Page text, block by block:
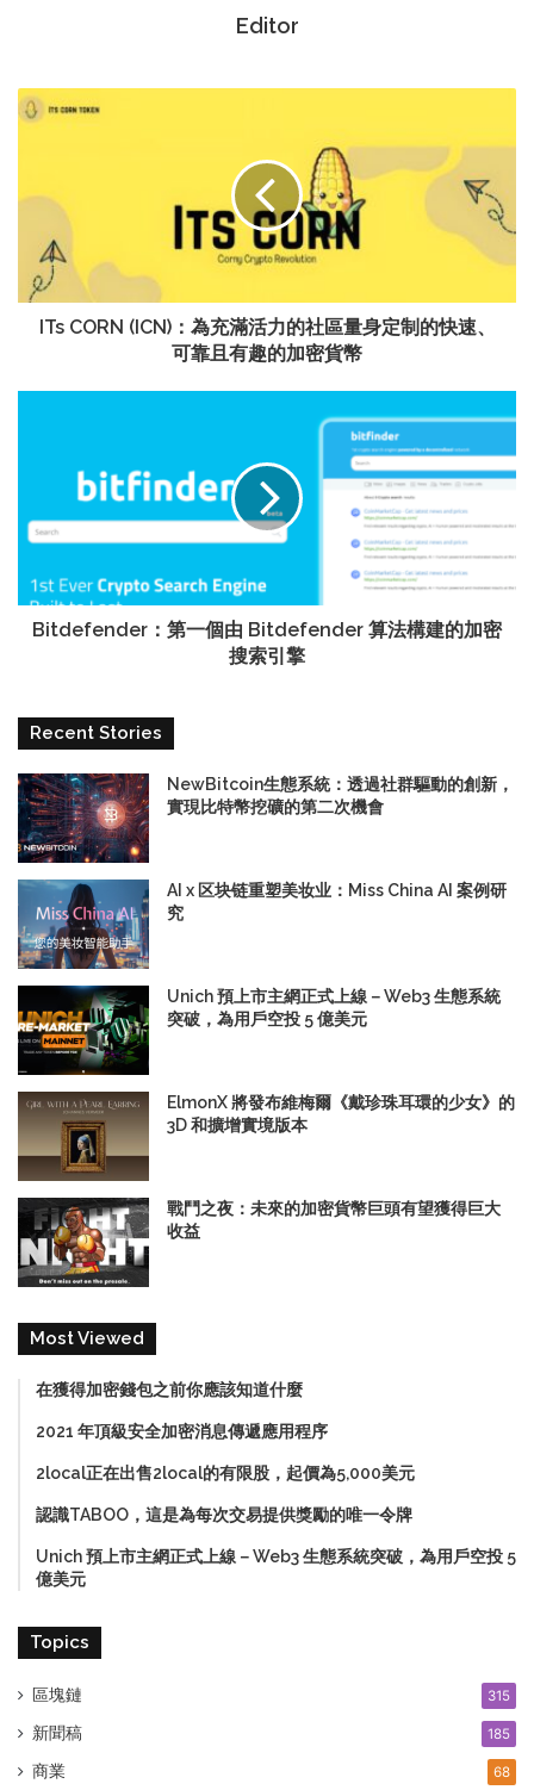
Editor
ITs CORN (ICN)：為充滿活力的社區量身定制的快速、
可靠且有趣的加密貨幣
Bitdefender：第一個由 Bitdefender 算法構建的加密
搜索引擎
Recent Stories
NewBitcoin生態系統：透過社群驅動的創新，
實現比特幣挖礦的第二次機會
AI x 区块链重塑美妆业：Miss China AI 案例研
究
Unich 預上市主網正式上線－Web3 生態系統
突破，為用戶空投 5 億美元
ElmonX 將發布維梅爾《戴珍珠耳環的少女》的
3D 和擴增實境版本
戰鬥之夜：未來的加密貨幣巨頭有望獲得巨大
收益
Most Viewed
在獲得加密錢包之前你應該知道什麼
2021 年頂級安全加密消息傳遞應用程序
2local正在出售2local的有限股，起價為5,000美元
認識TABOO，這是為每次交易提供獎勵的唯一令牌
Unich 預上市主網正式上線－Web3 生態系統突破，為用戶空投 5
億美元
Topics
區塊鏈 315
新聞稿 185
商業 68